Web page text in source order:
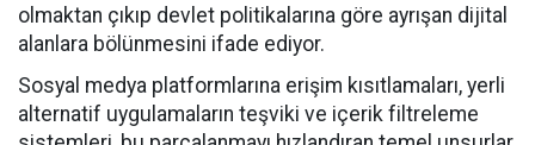
olmaktan çıkıp devlet politikalarına göre ayrışan dijital
alanlara bölünmesini ifade ediyor.
Sosyal medya platformlarına erişim kısıtlamaları, yerli
alternatif uygulamaların teşviki ve içerik filtreleme